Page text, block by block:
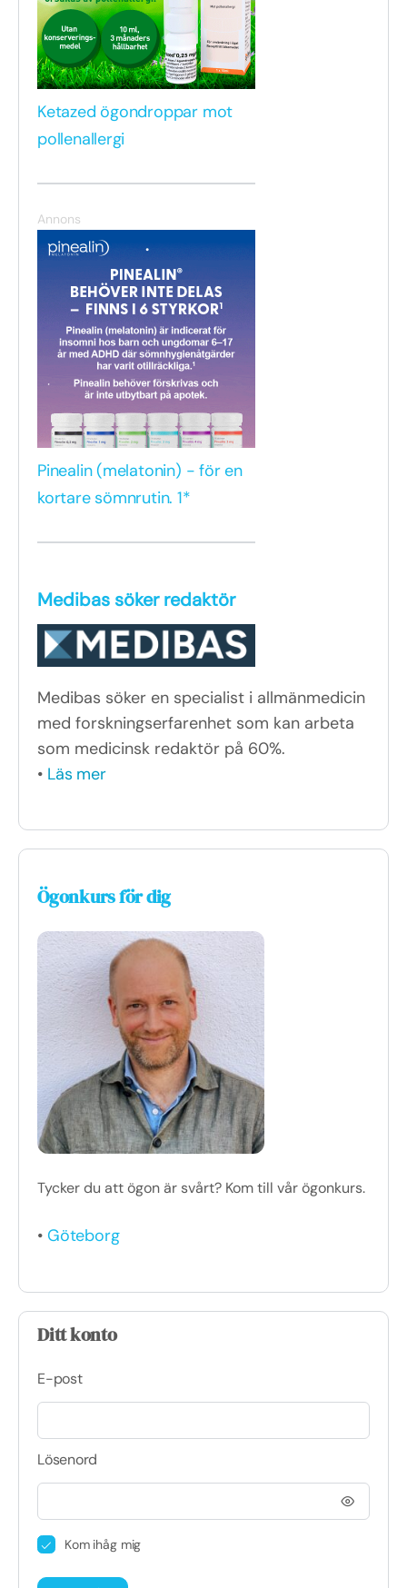
Ketazed ögondroppar mot
pollenallergi
Annons
Pinealin (melatonin) - för en
kortare sömnrutin. 1*
Medibas söker redaktör
Medibas söker en specialist i allmänmedicin
med forskningserfarenhet som kan arbeta
som medicinsk redaktör på 60%.
• Läs mer
Ögonkurs för dig
Tycker du att ögon är svårt? Kom till vår ögonkurs.
• Göteborg
Ditt konto
E-post
Lösenord
Kom ihåg mig